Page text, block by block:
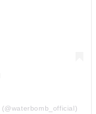
(@waterbomb_official)